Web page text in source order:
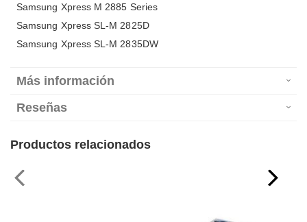
Samsung Xpress M 2885 Series
Samsung Xpress SL-M 2825D
Samsung Xpress SL-M 2835DW
Más información
Reseñas
Productos relacionados